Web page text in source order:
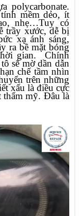
polycarbonate.
mềm dẻo, ít
nhẹ…Tuy có
trầy xước, dễ bị
xạ ánh sáng,
ra bề mặt bóng
gian. Chính
sẽ mờ dần dẫn
chế tầm nhìn
trên những
xấu là điều cực
thẩm mỹ. Đâu là